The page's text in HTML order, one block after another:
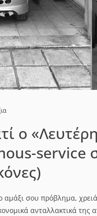
ο
service
αμάξι σου πρόβλημα,
ανταλλακτικά